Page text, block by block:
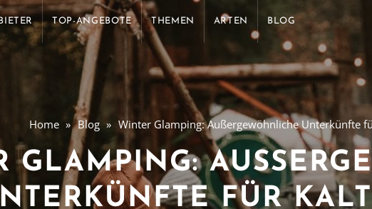
TOP-ANGEBOTE THEMEN ARTEN BLOG
Home Blog Winter Glamping: Außergewöhnliche Unterkünfte
GLAMPING:
FÜR